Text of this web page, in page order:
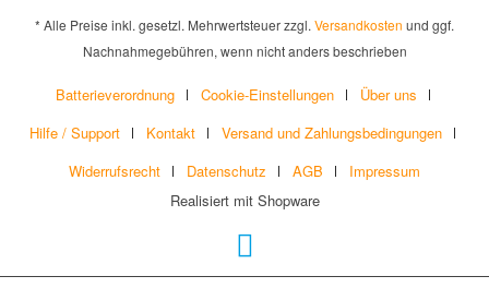
* Alle Preise inkl. gesetzl. Mehrwertsteuer zzgl. Versandkosten und ggf.
Nachnahmegebühren, wenn nicht anders beschrieben
Batterieverordnung Cookie-Einstellungen
Über uns
Hilfe / Support
Kontakt
Versand und Zahlungsbedingungen
Widerrufsrecht
Datenschutz AGB
Impressum
Realisiert mit Shopware